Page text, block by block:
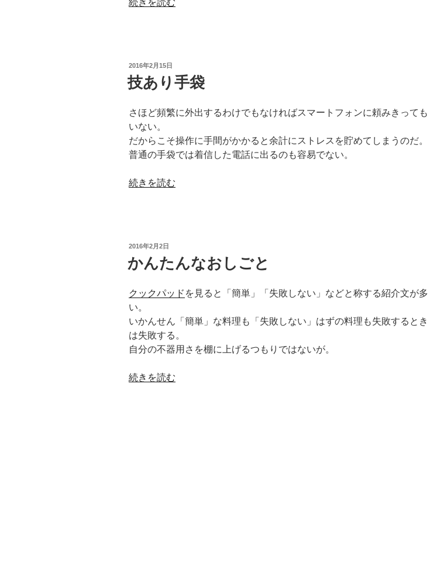
の
投
稿
日:
2016年2月15日
技あり手袋
さほど頻繁に外出するわけでもなければスマートフォンに頼みきっても
いない。
だからこそ操作に手間がかかると余計にストレスを貯めてしまうのだ。
普通の手袋では着信した電話に出るのも容易でない。
“技
続きを読む
投
稿
日:
2016年2月2日
かんたんなおしごと
クックパッド を見ると「簡単」「失敗しない」などと称する紹介文が多
い。
いかんせん「簡単」な料理も「失敗しない」はずの料理も失敗するとき
は失敗する。
自分の不器用さを棚に上げるつもりではないが。
“か
続きを読む